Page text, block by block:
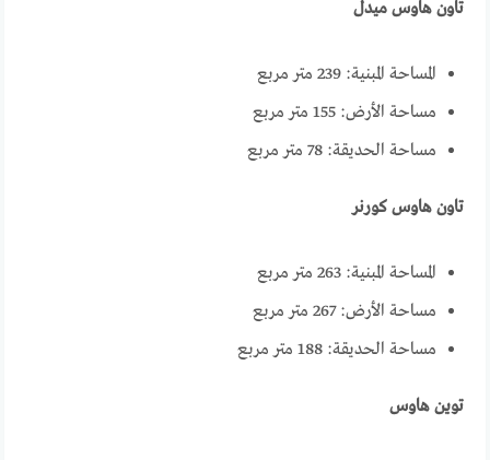
تاون هاوس ميدل
المساحة المبنية: 239 متر مربع
مساحة الأرض: 155 متر مربع
مساحة الحديقة: 78 متر مربع
تاون هاوس كورنر
المساحة المبنية: 263 متر مربع
مساحة الأرض: 267 متر مربع
مساحة الحديقة: 188 متر مربع
توين هاوس